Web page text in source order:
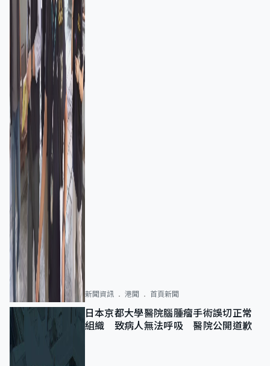
新聞資訊 港聞 首頁新聞
日本京都大學醫院腦腫瘤手術誤切正常
組織 致病人無法呼吸 醫院公開道歉